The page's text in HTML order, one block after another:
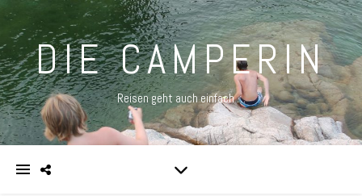
DIE CAMPERIN
Reisen geht auch einfach …